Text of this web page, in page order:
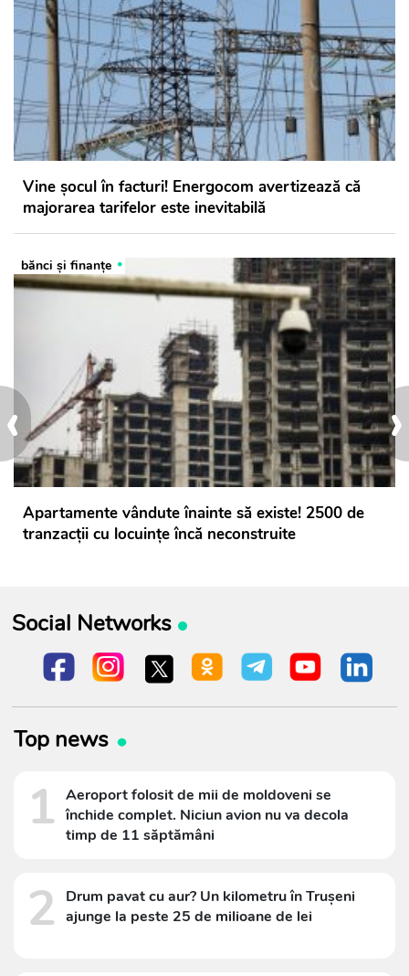
›
‹
Vine șocul în facturi! Energocom avertizează că
majorarea tarifelor este inevitabilă
bănci şi finanţe
Apartamente vândute înainte să existe! 2500 de
tranzacții cu locuințe încă neconstruite
Social Networks
Top news
1 Aeroport folosit de mii de moldoveni se
închide complet. Niciun avion nu va decola
timp de 11 săptămâni
2
Drum pavat cu aur? Un kilometru în Trușeni
ajunge la peste 25 de milioane de lei